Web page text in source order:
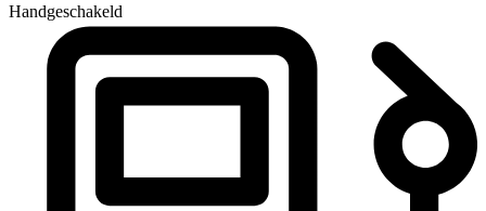
Handgeschakeld